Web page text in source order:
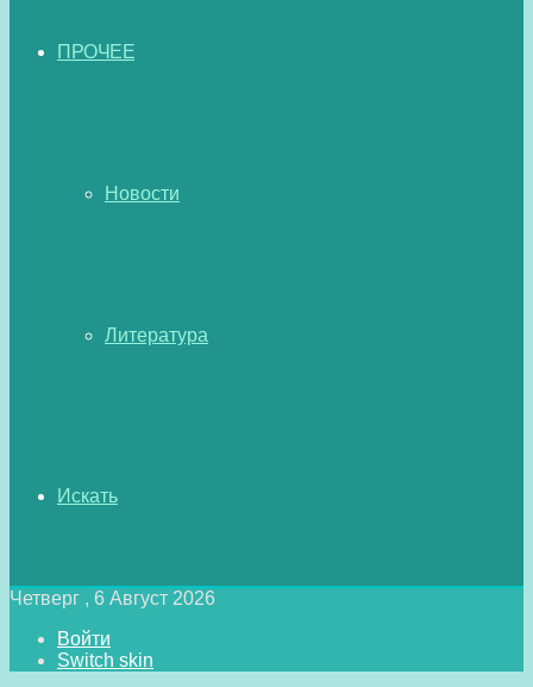
ПРОЧЕЕ
Новости
Литература
Искать
Четверг , 6 Август 2026
Войти
Switch skin